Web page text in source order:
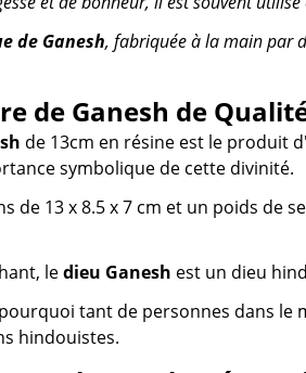
de Ganesh, fabriquée à la main par
de Ganesh de
de 13cm en résine est le produit
symbolique de cette divinité.
de 13 x 8.5 x 7 cm et un poids
ledieu Ganesh est un dieu
tant de personnes dans le
hindouistes.